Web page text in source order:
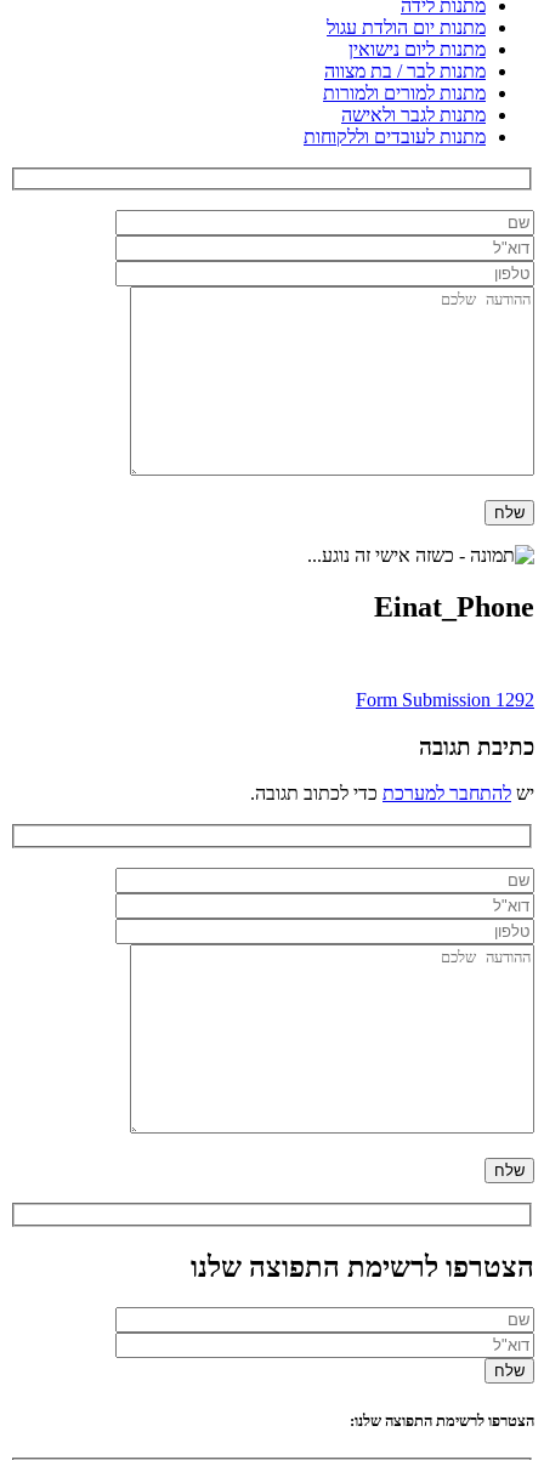
מתנות לידה
מתנות יום הולדת עגול
מתנות ליום נישואין
מתנות לבר / בת מצווה
מתנות למורים ולמורות
מתנות לגבר ולאישה
מתנות לעובדים וללקוחות
Einat_Phone
ניווט
Form Submission 1292
כתיבת תגובה
יש להתחבר למערכת כדי לכתוב תגובה.
הצטרפו לרשימת התפוצה שלנו
הצטרפו לרשימת התפוצה שלנו: